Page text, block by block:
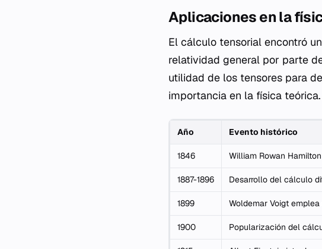
Aplicaciones en la
El cálculo tensorial encontró
relatividad general por parte
utilidad de los tensores para
importancia en la física teórica.
Año Evento histórico
1846 William Rowan
1887-1896 Desarrollo del cálculo
1899 Woldemar Voigt
1900 Popularización del